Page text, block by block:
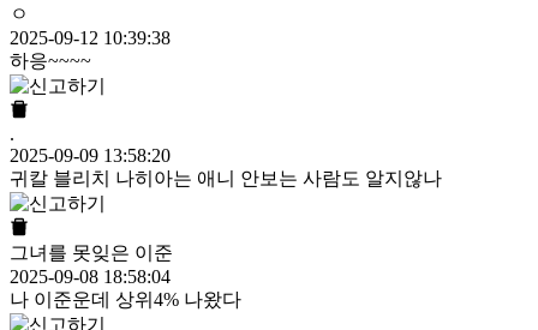
ㅇ
2025-09-12 10:39:38
하응~~~~
.
2025-09-09 13:58:20
귀칼 블리치 나히아는 애니 안보는 사람도 알지않나
그녀를 못잊은 이준
2025-09-08 18:58:04
나 이준운데 상위4% 나왔다